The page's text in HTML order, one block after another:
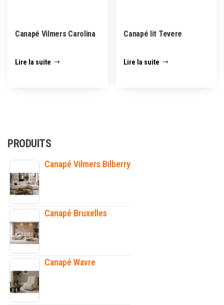
Canapé Vilmers Carolina
Lire la suite
Canapé lit Tevere
Lire la suite
PRODUITS
Canapé Vilmers Bilberry
Canapé Bruxelles
Canapé Wavre